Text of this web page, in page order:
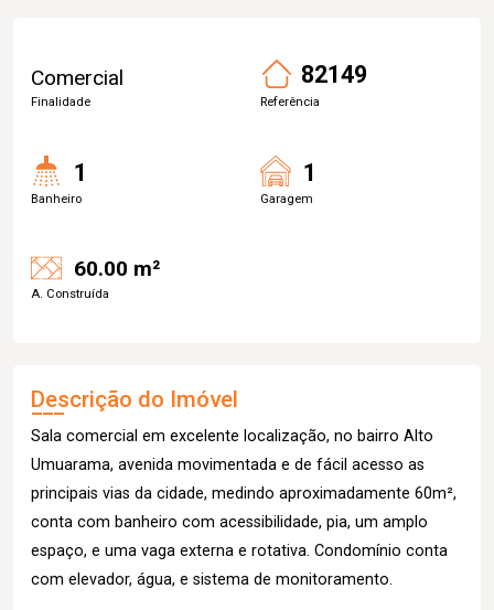
Comercial
Finalidade
82149
Referência
1
Banheiro
1
Garagem
60.00 m²
A. Construída
Descrição do Imóvel
Sala comercial em excelente localização, no bairro Alto
Umuarama, avenida movimentada e de fácil acesso as
principais vias da cidade, medindo aproximadamente 60m²,
conta com banheiro com acessibilidade, pia, um amplo
espaço, e uma vaga externa e rotativa. Condomínio conta
com elevador, água, e sistema de monitoramento.